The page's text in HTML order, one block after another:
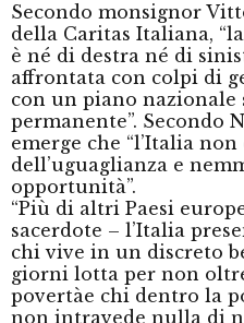
Secondo monsignor
della Caritas Italiana,
è né di destra né di
affrontata con colpi di
con un piano
permanente”. Secondo
emerge che “l’Italia
dell’uguaglianza e
opportunità”.
“Più di altri Paesi
sacerdote – l’Italia
chi vive in un discreto
giorni lotta per non
povertàe chi dentro la
non intravede nulla di